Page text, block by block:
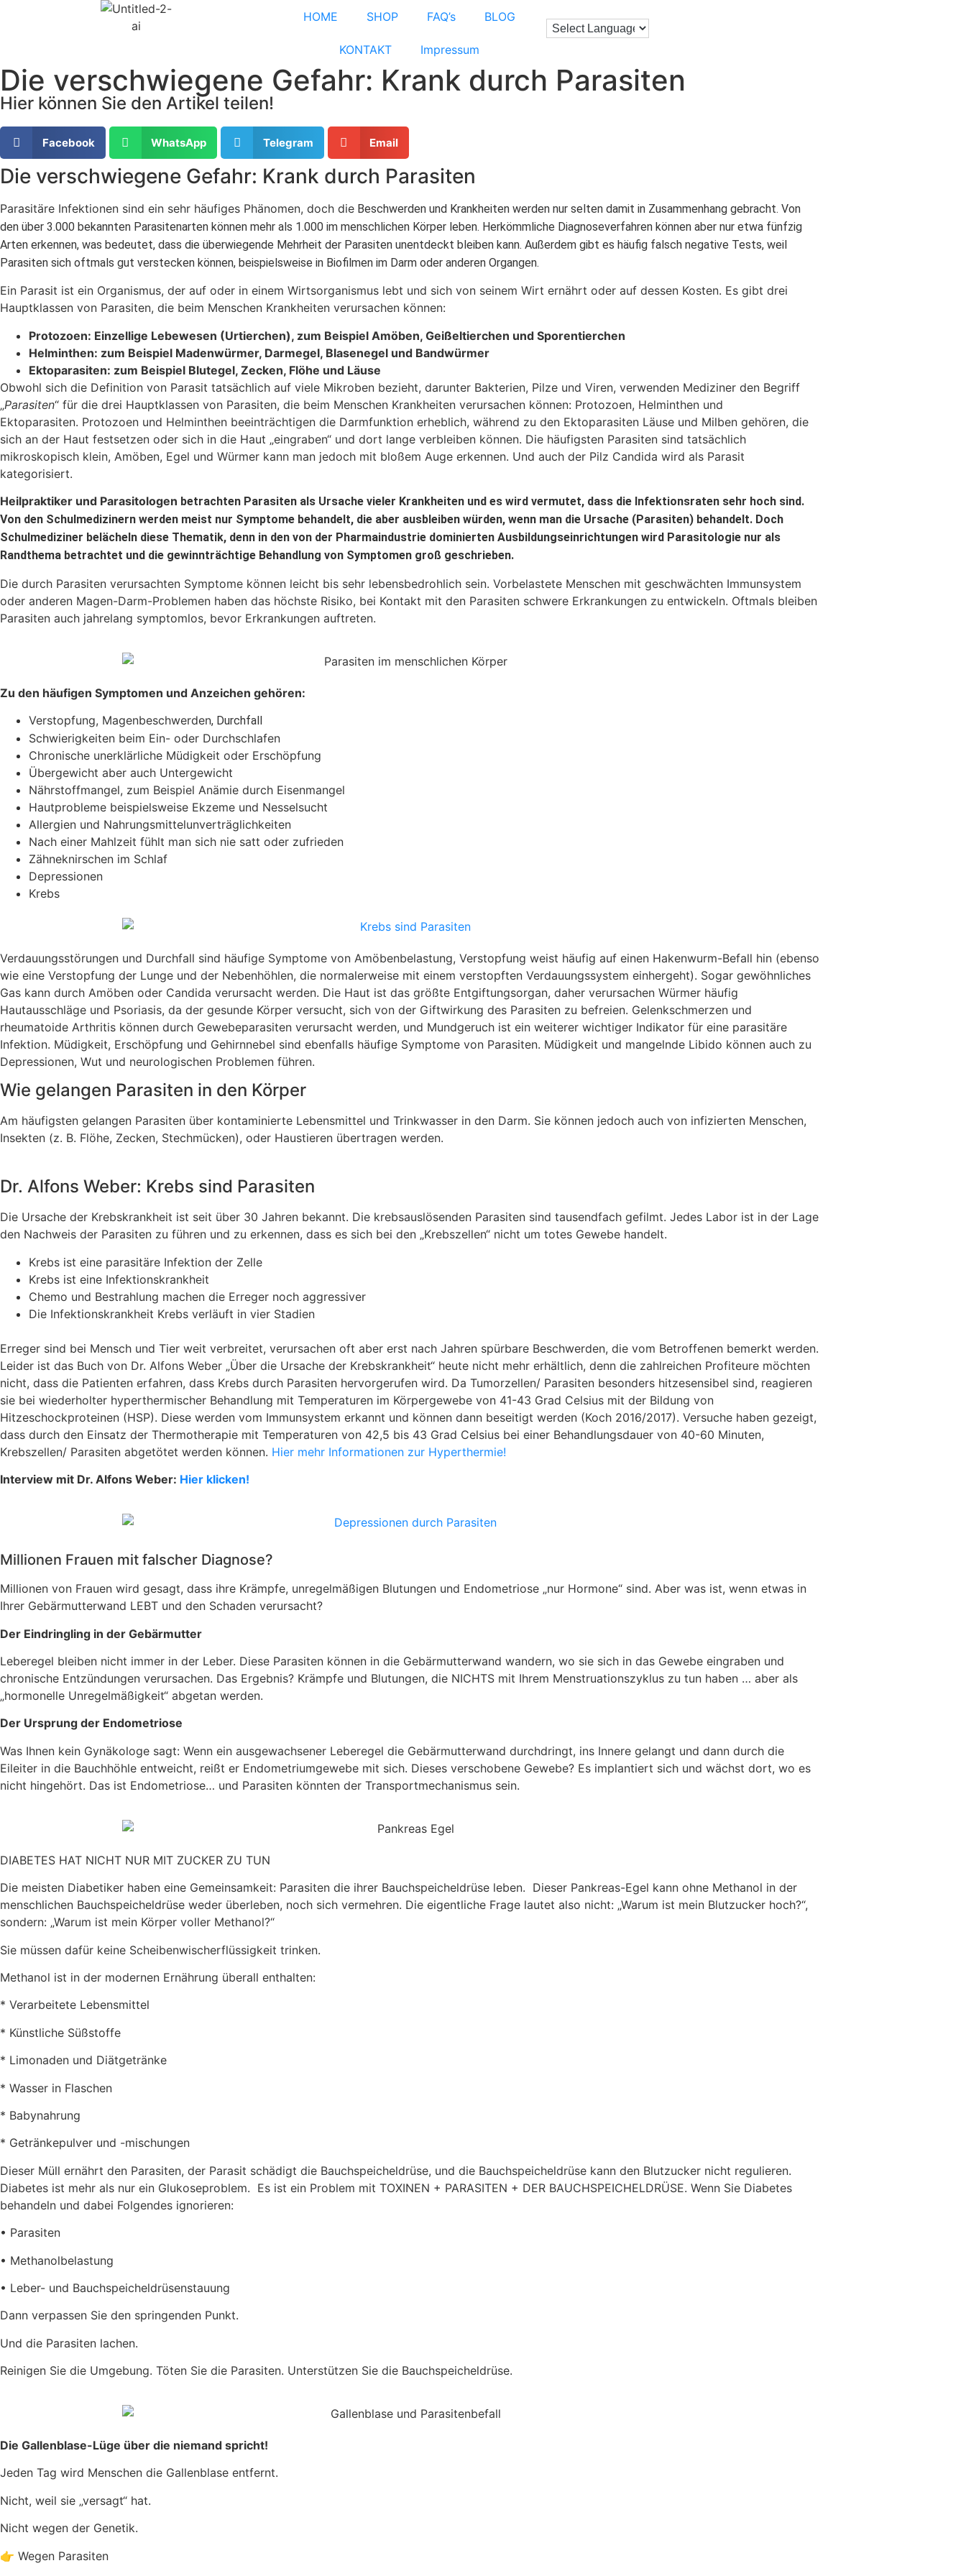
HOME SHOP FAQ’s BLOG
KONTAKT Impressum
Die verschwiegene Gefahr: Krank durch Parasiten
Hier können Sie den Artikel teilen!
Facebook WhatsApp Telegram Email
Die verschwiegene Gefahr: Krank durch Parasiten
Parasitäre Infektionen sind ein sehr häufiges Phänomen, doch die Beschwerden und Krankheiten werden nur selten damit in Zusammenhang gebracht. Von
den über 3.000 bekannten Parasitenarten können mehr als 1.000 im menschlichen Körper leben. Herkömmliche Diagnoseverfahren können aber nur etwa fünfzig
Arten erkennen, was bedeutet, dass die überwiegende Mehrheit der Parasiten unentdeckt bleiben kann. Außerdem gibt es häufig falsch negative Tests, weil
Parasiten sich oftmals gut verstecken können, beispielsweise in Biofilmen im Darm oder anderen Organgen.
Ein Parasit ist ein Organismus, der auf oder in einem Wirtsorganismus lebt und sich von seinem Wirt ernährt oder auf dessen Kosten. Es gibt drei
Hauptklassen von Parasiten, die beim Menschen Krankheiten verursachen können:
Protozoen: Einzellige Lebewesen (Urtierchen), zum Beispiel Amöben, Geißeltierchen und Sporentierchen
Helminthen: zum Beispiel Madenwürmer, Darmegel, Blasenegel und Bandwürmer
Ektoparasiten: zum Beispiel Blutegel, Zecken, Flöhe und Läuse
Obwohl sich die Definition von Parasit tatsächlich auf viele Mikroben bezieht, darunter Bakterien, Pilze und Viren, verwenden Mediziner den Begriff
„Parasiten“ für die drei Hauptklassen von Parasiten, die beim Menschen Krankheiten verursachen können: Protozoen, Helminthen und
Ektoparasiten. Protozoen und Helminthen beeinträchtigen die Darmfunktion erheblich, während zu den Ektoparasiten Läuse und Milben gehören, die
sich an der Haut festsetzen oder sich in die Haut „eingraben“ und dort lange verbleiben können. Die häufigsten Parasiten sind tatsächlich
mikroskopisch klein, Amöben, Egel und Würmer kann man jedoch mit bloßem Auge erkennen. Und auch der Pilz Candida wird als Parasit
kategorisiert.
Heilpraktiker und Parasitologen betrachten Parasiten als Ursache vieler Krankheiten und es wird vermutet, dass die Infektionsraten sehr hoch sind.
Von den Schulmedizinern werden meist nur Symptome behandelt, die aber ausbleiben würden, wenn man die Ursache (Parasiten) behandelt. Doch
Schulmediziner belächeln diese Thematik, denn in den von der Pharmaindustrie dominierten Ausbildungseinrichtungen wird Parasitologie nur als
Randthema betrachtet und die gewinnträchtige Behandlung von Symptomen groß geschrieben.
Die durch Parasiten verursachten Symptome können leicht bis sehr lebensbedrohlich sein. Vorbelastete Menschen mit geschwächten Immunsystem
oder anderen Magen-Darm-Problemen haben das höchste Risiko, bei Kontakt mit den Parasiten schwere Erkrankungen zu entwickeln. Oftmals bleiben
Parasiten auch jahrelang symptomlos, bevor Erkrankungen auftreten.
Zu den häufigen Symptomen und Anzeichen gehören:
Verstopfung, Magenbeschwerden, Durchfall
Schwierigkeiten beim Ein- oder Durchschlafen
Chronische unerklärliche Müdigkeit oder Erschöpfung
Übergewicht aber auch Untergewicht
Nährstoffmangel, zum Beispiel Anämie durch Eisenmangel
Hautprobleme beispielsweise Ekzeme und Nesselsucht
Allergien und Nahrungsmittelunverträglichkeiten
Nach einer Mahlzeit fühlt man sich nie satt oder zufrieden
Zähneknirschen im Schlaf
Depressionen
Krebs
Verdauungsstörungen und Durchfall sind häufige Symptome von Amöbenbelastung, Verstopfung weist häufig auf einen Hakenwurm-Befall hin (ebenso
wie eine Verstopfung der Lunge und der Nebenhöhlen, die normalerweise mit einem verstopften Verdauungssystem einhergeht). Sogar gewöhnliches
Gas kann durch Amöben oder Candida verursacht werden. Die Haut ist das größte Entgiftungsorgan, daher verursachen Würmer häufig
Hautausschläge und Psoriasis, da der gesunde Körper versucht, sich von der Giftwirkung des Parasiten zu befreien. Gelenkschmerzen und
rheumatoide Arthritis können durch Gewebeparasiten verursacht werden, und Mundgeruch ist ein weiterer wichtiger Indikator für eine parasitäre
Infektion. Müdigkeit, Erschöpfung und Gehirnnebel sind ebenfalls häufige Symptome von Parasiten. Müdigkeit und mangelnde Libido können auch zu
Depressionen, Wut und neurologischen Problemen führen.
Wie gelangen Parasiten in den Körper
Am häufigsten gelangen Parasiten über kontaminierte Lebensmittel und Trinkwasser in den Darm. Sie können jedoch auch von infizierten Menschen,
Insekten (z. B. Flöhe, Zecken, Stechmücken), oder Haustieren übertragen werden.
Dr. Alfons Weber: Krebs sind Parasiten
Die Ursache der Krebskrankheit ist seit über 30 Jahren bekannt. Die krebsauslösenden Parasiten sind tausendfach gefilmt. Jedes Labor ist in der Lage
den Nachweis der Parasiten zu führen und zu erkennen, dass es sich bei den „Krebszellen“ nicht um totes Gewebe handelt.
Krebs ist eine parasitäre Infektion der Zelle
Krebs ist eine Infektionskrankheit
Chemo und Bestrahlung machen die Erreger noch aggressiver
Die Infektionskrankheit Krebs verläuft in vier Stadien
Erreger sind bei Mensch und Tier weit verbreitet, verursachen oft aber erst nach Jahren spürbare Beschwerden, die vom Betroffenen bemerkt werden.
Leider ist das Buch von Dr. Alfons Weber „Über die Ursache der Krebskrankheit“ heute nicht mehr erhältlich, denn die zahlreichen Profiteure möchten
nicht, dass die Patienten erfahren, dass Krebs durch Parasiten hervorgerufen wird. Da Tumorzellen/ Parasiten besonders hitzesensibel sind, reagieren
sie bei wiederholter hyperthermischer Behandlung mit Temperaturen im Körpergewebe von 41-43 Grad Celsius mit der Bildung von
Hitzeschockproteinen (HSP). Diese werden vom Immunsystem erkannt und können dann beseitigt werden (Koch 2016/2017). Versuche haben gezeigt,
dass durch den Einsatz der Thermotherapie mit Temperaturen von 42,5 bis 43 Grad Celsius bei einer Behandlungsdauer von 40-60 Minuten,
Krebszellen/ Parasiten abgetötet werden können. Hier mehr Informationen zur Hyperthermie!
Interview mit Dr. Alfons Weber: Hier klicken!
Millionen Frauen mit falscher Diagnose?
Millionen von Frauen wird gesagt, dass ihre Krämpfe, unregelmäßigen Blutungen und Endometriose „nur Hormone“ sind. Aber was ist, wenn etwas in
Ihrer Gebärmutterwand LEBT und den Schaden verursacht?
Der Eindringling in der Gebärmutter
Leberegel bleiben nicht immer in der Leber. Diese Parasiten können in die Gebärmutterwand wandern, wo sie sich in das Gewebe eingraben und
chronische Entzündungen verursachen. Das Ergebnis? Krämpfe und Blutungen, die NICHTS mit Ihrem Menstruationszyklus zu tun haben … aber als
„hormonelle Unregelmäßigkeit“ abgetan werden.
Der Ursprung der Endometriose
Was Ihnen kein Gynäkologe sagt: Wenn ein ausgewachsener Leberegel die Gebärmutterwand durchdringt, ins Innere gelangt und dann durch die
Eileiter in die Bauchhöhle entweicht, reißt er Endometriumgewebe mit sich. Dieses verschobene Gewebe? Es implantiert sich und wächst dort, wo es
nicht hingehört. Das ist Endometriose… und Parasiten könnten der Transportmechanismus sein.
DIABETES HAT NICHT NUR MIT ZUCKER ZU TUN
Die meisten Diabetiker haben eine Gemeinsamkeit: Parasiten die ihrer Bauchspeicheldrüse leben. Dieser Pankreas-Egel kann ohne Methanol in der
menschlichen Bauchspeicheldrüse weder überleben, noch sich vermehren. Die eigentliche Frage lautet also nicht: „Warum ist mein Blutzucker hoch?“,
sondern: „Warum ist mein Körper voller Methanol?“
Sie müssen dafür keine Scheibenwischerflüssigkeit trinken.
Methanol ist in der modernen Ernährung überall enthalten:
* Verarbeitete Lebensmittel
* Künstliche Süßstoffe
* Limonaden und Diätgetränke
* Wasser in Flaschen
* Babynahrung
* Getränkepulver und -mischungen
Dieser Müll ernährt den Parasiten, der Parasit schädigt die Bauchspeicheldrüse, und die Bauchspeicheldrüse kann den Blutzucker nicht regulieren.
Diabetes ist mehr als nur ein Glukoseproblem. Es ist ein Problem mit TOXINEN + PARASITEN + DER BAUCHSPEICHELDRÜSE. Wenn Sie Diabetes
behandeln und dabei Folgendes ignorieren:
• Parasiten
• Methanolbelastung
• Leber- und Bauchspeicheldrüsenstauung
Dann verpassen Sie den springenden Punkt.
Und die Parasiten lachen.
Reinigen Sie die Umgebung. Töten Sie die Parasiten. Unterstützen Sie die Bauchspeicheldrüse.
Die Gallenblase-Lüge über die niemand spricht!
Jeden Tag wird Menschen die Gallenblase entfernt.
Nicht, weil sie „versagt“ hat.
Nicht wegen der Genetik.
👉 Wegen Parasiten